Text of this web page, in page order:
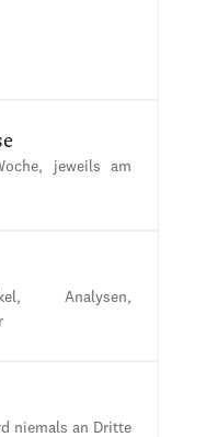
jeweils am
Analysen,
niemals an Dritte